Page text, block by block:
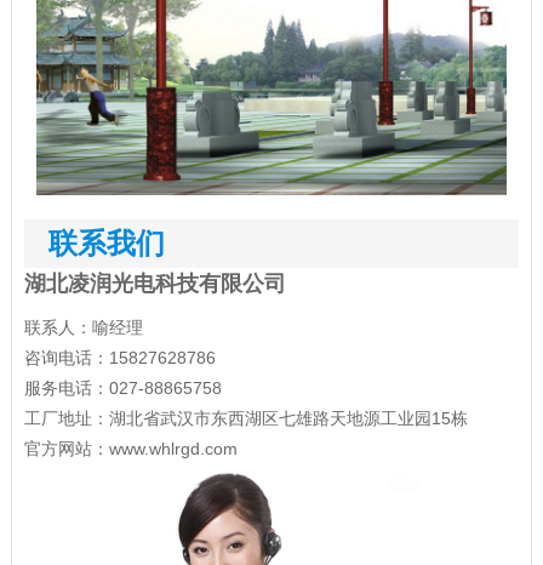
联系我们
湖北凌润光电科技有限公司
联系人：喻经理
咨询电话：15827628786
服务电话：027-88865758
工厂地址：湖北省武汉市东西湖区七雄路天地源工业园15栋
官方网站： www.whlrgd.com